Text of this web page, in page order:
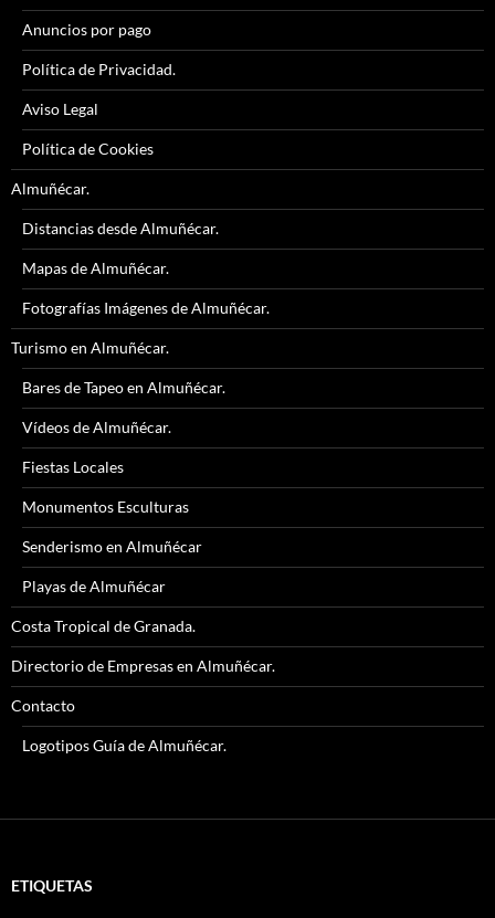
Anuncios por pago
Política de Privacidad.
Aviso Legal
Política de Cookies
Almuñécar.
Distancias desde Almuñécar.
Mapas de Almuñécar.
Fotografías Imágenes de Almuñécar.
Turismo en Almuñécar.
Bares de Tapeo en Almuñécar.
Vídeos de Almuñécar.
Fiestas Locales
Monumentos Esculturas
Senderismo en Almuñécar
Playas de Almuñécar
Costa Tropical de Granada.
Directorio de Empresas en Almuñécar.
Contacto
Logotipos Guía de Almuñécar.
ETIQUETAS